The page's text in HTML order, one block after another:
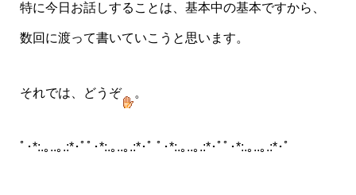
特に今日お話しすることは、基本中の基本ですから、
数回に渡って書いていこうと思います。
それでは、どうぞ 。
ﾟ･*:.｡..｡.:*･ﾟﾟ･*:.｡..｡.:*･ﾟ ﾟ･*:.｡..｡.:*･ﾟﾟ･*:.｡..｡.:*･ﾟ